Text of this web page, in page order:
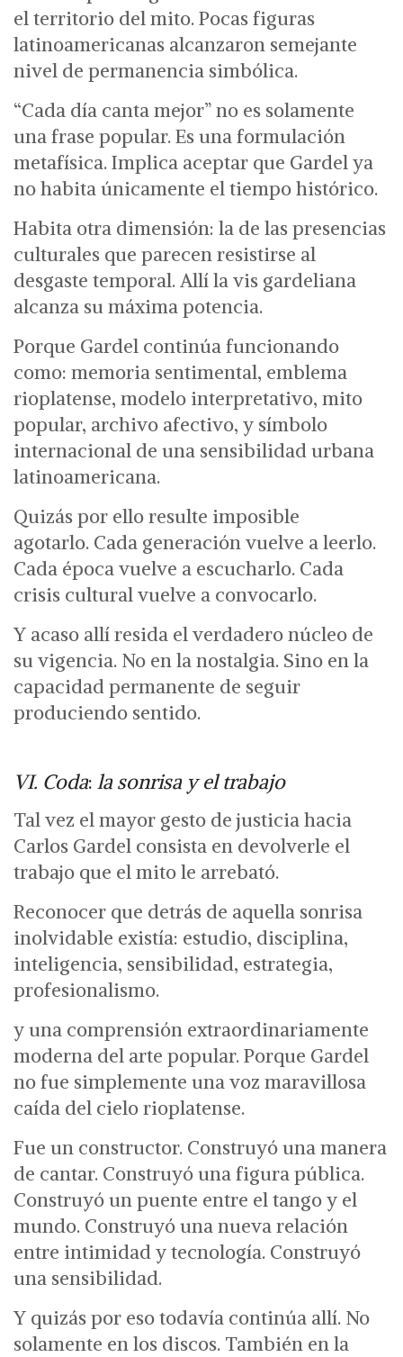
el territorio del mito.Pocas figuras
latinoamericanas alcanzaron semejante
nivel de permanencia simbólica.
“Cada día canta mejor” no es solamente
una frase popular.Es una formulación
metafísica.Implica aceptar que Gardel ya
no habita únicamente el tiempo histórico.
Habita otra dimensión: la de las presencias
culturales que parecen resistirse al
desgaste temporal.Allí la vis gardeliana
alcanza su máxima potencia.
Porque Gardel continúa funcionando
como: memoria sentimental, emblema
rioplatense, modelo interpretativo, mito
popular, archivo afectivo, y símbolo
internacional de una sensibilidad urbana
latinoamericana.
Quizás por ello resulte imposible
agotarlo. Cada generación vuelve a leerlo.
Cada época vuelve a escucharlo. Cada
crisis cultural vuelve a convocarlo.
Y acaso allí resida el verdadero núcleo de
su vigencia. No en la nostalgia. Sino en la
capacidad permanente de seguir
produciendo sentido.
VI. Coda: la sonrisa y el trabajo
Tal vez el mayor gesto de justicia hacia
Carlos Gardel consista en devolverle el
trabajo que el mito le arrebató.
Reconocer que detrás de aquella sonrisa
inolvidable existía: estudio, disciplina,
inteligencia, sensibilidad, estrategia,
profesionalismo.
y una comprensión extraordinariamente
moderna del arte popular.Porque Gardel
no fue simplemente una voz maravillosa
caída del cielo rioplatense.
Fue un constructor. Construyó una manera
de cantar. Construyó una figura pública.
Construyó un puente entre el tango y el
mundo. Construyó una nueva relación
entre intimidad y tecnología. Construyó
una sensibilidad.
Y quizás por eso todavía continúa allí. No
solamente en los discos. También en la